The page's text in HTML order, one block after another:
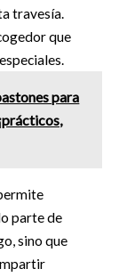
travesía.
que
para
parte de
sino que